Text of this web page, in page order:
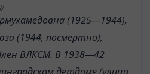
(1925—1944),
(1944, посмертно),
ВЛКСМ. В 1938—42